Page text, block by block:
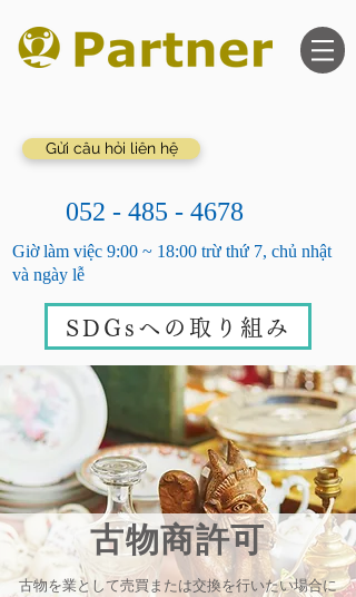
Gửi câu hỏi liên hệ
052 - 485 - 4678
Giờ làm việc 9:00 ~ 18:00 trừ thứ 7, chủ nhật
và ngày lễ
SDGsへの取り組み
古物商許可
古物を業として売買または交換を行いたい場合に